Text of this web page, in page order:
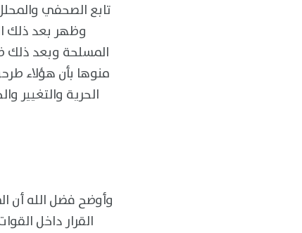
تابع الصحفي
وظهر بعد ذلك
المسلحة وبعد ذلك
منوها بأن هؤلاء
الحرية والتغيير
وأوضح فضل الله أن
القرار داخل